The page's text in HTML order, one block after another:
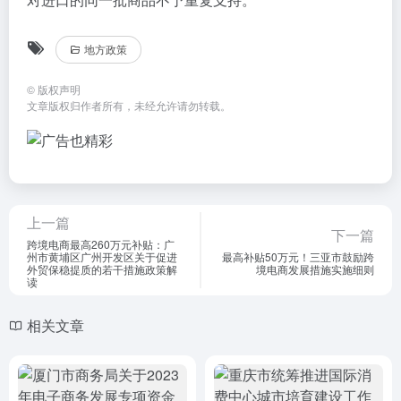
地方政策
© 版权声明
文章版权归作者所有，未经允许请勿转载。
上一篇
跨境电商最高260万元补贴：广
州市黄埔区广州开发区关于促进
外贸保稳提质的若干措施政策解
读
下一篇
最高补贴50万元！三亚市鼓励跨
境电商发展措施实施细则
相关文章